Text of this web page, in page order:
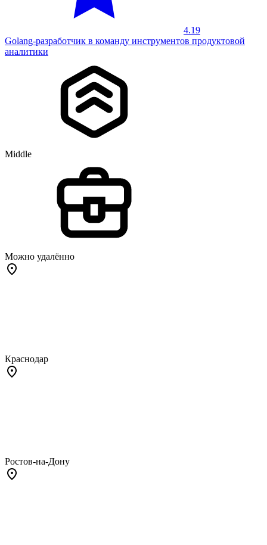
4.19
Golang-разработчик в команду инструментов продуктовой
аналитики
Middle
Можно удалённо
Краснодар
Ростов-на-Дону